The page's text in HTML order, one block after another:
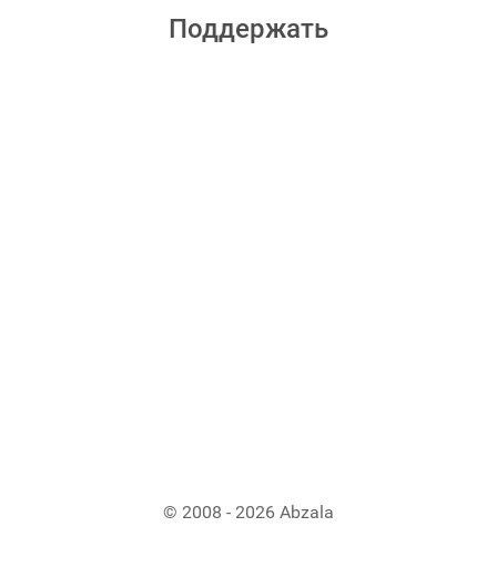
Поддержать
© 2008 - 2026 Abzala